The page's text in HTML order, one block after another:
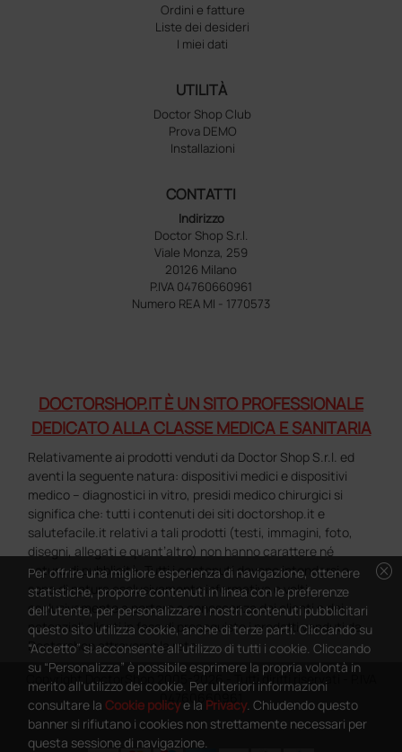
Ordini e fatture
Liste dei desideri
I miei dati
UTILITÀ
Doctor Shop Club
Prova DEMO
Installazioni
CONTATTI
Indirizzo
Doctor Shop S.r.l.
Viale Monza, 259
20126 Milano
P.IVA 04760660961
Numero REA MI - 1770573
DOCTORSHOP.IT È UN SITO PROFESSIONALE
DEDICATO ALLA CLASSE MEDICA E SANITARIA
Relativamente ai prodotti venduti da Doctor Shop S.r.l. ed
aventi la seguente natura: dispositivi medici e dispositivi
medico – diagnostici in vitro, presidi medico chirurgici si
significa che: tutti i contenuti dei siti doctorshop.it e
salutefacile.it relativi a tali prodotti (testi, immagini, foto,
disegni, allegati e quant’altro) non hanno carattere né
natura di pubblicità. Tutti i contenuti devono intendersi e
sono di natura esclusivamente informativa e volti
esclusivamente a portare a conoscenza dei clienti e dei
potenziali clienti in fase di preacquisto i prodotti venduti da
Doctorshop attraverso la rete.
Copyright DoctorShop 2005-2026 - Tutti diritti riservati - P.IVA
04760660961
cancel
Per offrire una migliore esperienza di navigazione, ottenere
statistiche, proporre contenuti in linea con le preferenze
dell'utente, per personalizzare i nostri contenuti pubblicitari
questo sito utilizza cookie, anche di terze parti. Cliccando su
“Accetto” si acconsente all'utilizzo di tutti i cookie. Cliccando
su “Personalizza” è possibile esprimere la propria volontà in
merito all'utilizzo dei cookie. Per ulteriori informazioni
consultare la Cookie policye la Privacy. Chiudendo questo
banner si rifiutano i cookies non strettamente necessari per
questa sessione di navigazione.